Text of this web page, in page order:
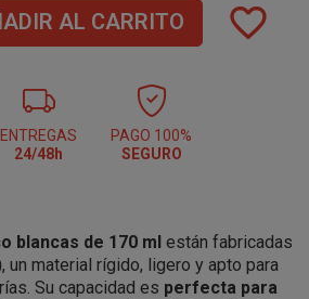
AL CARRITO favorite_border
ENTREGAS
24/48h
PAGO 100%
SEGURO
blancas de 170 ml están fabricadas
, un material rígido, ligero y apto para
Su capacidad es perfecta para